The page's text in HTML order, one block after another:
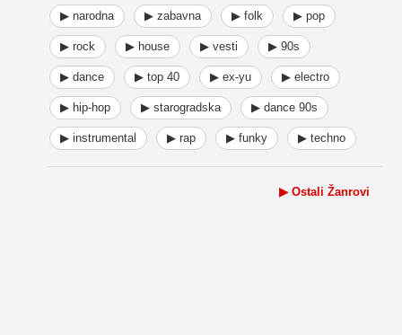
▶ narodna ▶ zabavna ▶ folk ▶ pop
▶ rock ▶ house ▶ vesti ▶ 90s
▶ dance ▶ top 40 ▶ ex-yu ▶ electro
▶ hip-hop ▶ starogradska ▶ dance 90s
▶ instrumental ▶ rap ▶ funky ▶ techno
▶ Ostali Žanrovi